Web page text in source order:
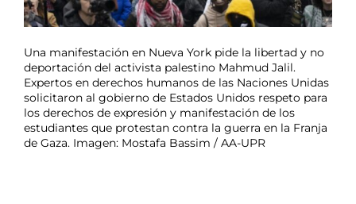
Una manifestación en Nueva York pide la libertad y no
deportación del activista palestino Mahmud Jalil.
Expertos en derechos humanos de las Naciones Unidas
solicitaron al gobierno de Estados Unidos respeto para
los derechos de expresión y manifestación de los
estudiantes que protestan contra la guerra en la Franja
de Gaza. Imagen: Mostafa Bassim / AA-UPR